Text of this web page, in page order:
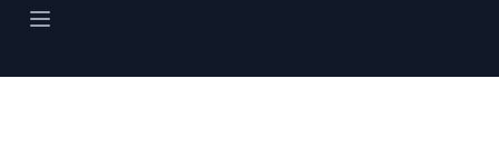
Open main menu